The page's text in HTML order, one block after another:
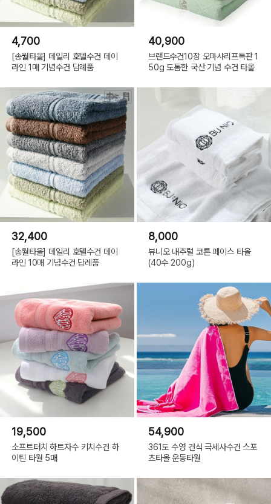
4,700
[송월타올] 데일리 호텔수건 데이
라인 1매 기념수건 답례품
40,900
브랜드수건10장 오마샤리프특판 1
50g 도톰한 국산 기념 수건 타올
32,400
[송월타올] 데일리 호텔수건 데이
라인 10매 기념수건 답례품
8,000
뷰니오 내추럴 코튼 페이스 타올
(40수 200g)
19,500
소프트터치 하트자수 키치수건 하
이틴 타월 5매
54,900
361도 수영 건식 극세사수건 스포
츠타올 운동타월